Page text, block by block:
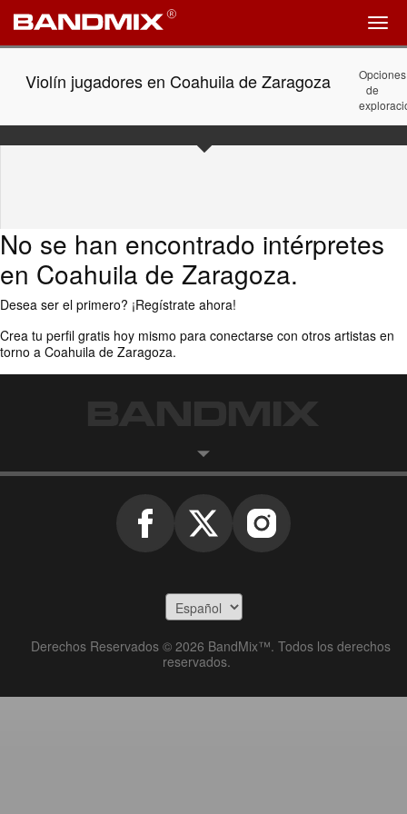
Opciones
de
Violín jugadores en Coahuila de Zaragoza
No se han encontrado intérpretes
en Coahuila de Zaragoza.
Desea ser el primero? ¡Regístrate ahora!
Crea tu perfil gratis hoy mismo para conectarse con otros artistas en
torno a Coahuila de Zaragoza.
Derechos Reservados © 2026 BandMix™. Todos los derechos
reservados.